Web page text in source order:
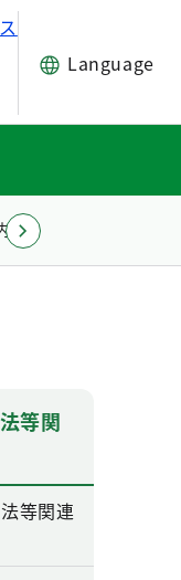
Language
等関
等関連